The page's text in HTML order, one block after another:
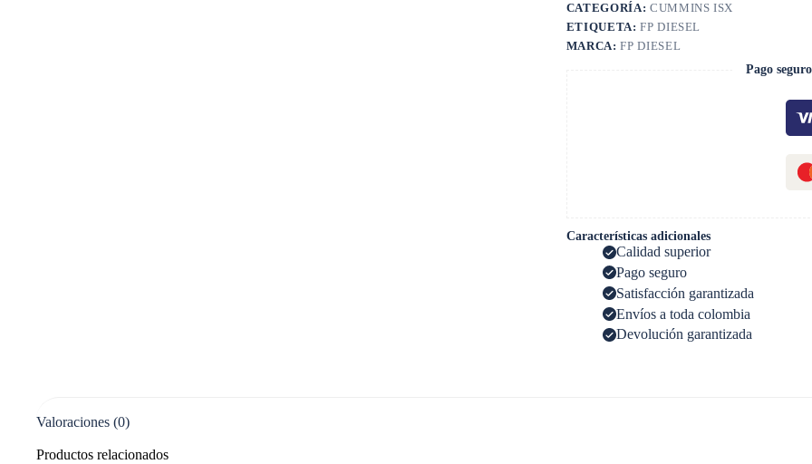
CATEGORÍA: CUMMINS ISX
ETIQUETA:FP DIESEL
MARCA:FP DIESEL
Pago
Características adicionales
Calidad superior
Pago seguro
Satisfacción garantizada
Envíos a toda colombia
Devolución garantizada
Valoraciones (0)
Productos relacionados